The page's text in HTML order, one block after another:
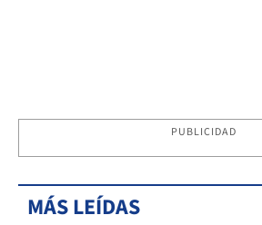
PUBLICIDAD
MÁS LEÍDAS